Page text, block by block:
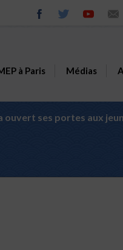
à Paris Médias
ouvert ses portes aux